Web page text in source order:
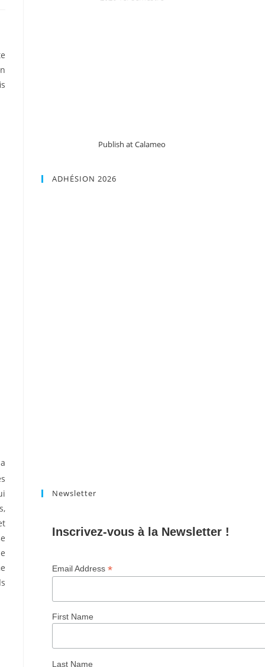
Publish at Calameo
ADHÉSION 2026
Newsletter
Inscrivez-vous à la Newsletter !
Email Address *
First Name
Last Name